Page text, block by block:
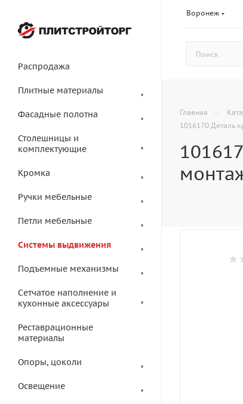
Воронеж
Распродажа
Плитные материалы
Фасадные полотна
Столешницы и
комплектующие
Кромка
Ручки мебельные
Петли мебельные
Системы выдвижения
Подъемные механизмы
Сетчатое наполнение и
кухонные аксессуары
Реставрационные
материалы
Опоры, цоколи
Освещение
Главная —
1016170 Деталь